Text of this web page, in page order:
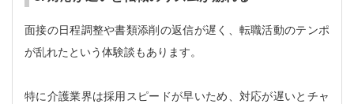
面接の日程調整や書類添削の返信が遅く、転職活動のテンポ
が乱れたという体験談もあります。
特に介護業界は採用スピードが早いため、対応が遅いとチャ